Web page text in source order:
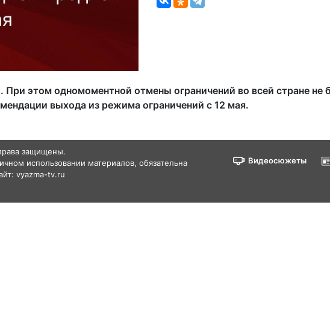
При этом одномоментной отмены ограничений во всей стране
выхода из режима ограничений с 12 мая.
защищены.
использовании материалов, обязательна
vyazma-tv.ru
Видеосюжеты